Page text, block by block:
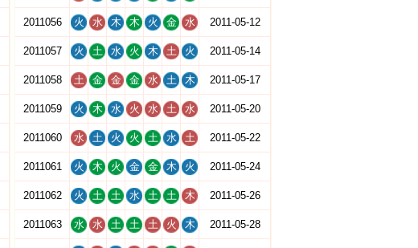
2011056 火 水 木 木 火 金 水 2011-05-12
2011057 火 土 水 火 木 土 火 2011-05-14
2011058 土 金 金 金 水 土 木 2011-05-17
2011059 火 木 水 火 水 土 水 2011-05-20
2011060 水 土 火 火 土 水 土 2011-05-22
2011061 火 木 火 金 金 木 火 2011-05-24
2011062 火 土 土 水 土 土 木 2011-05-26
2011063 水 水 土 土 土 火 木 2011-05-28